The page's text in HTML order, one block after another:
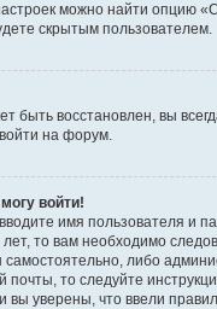
можно найти опцию
скрытым пользователем.
быть восстановлен, вы
на форум.
войти!
имя пользователя и
то вам необходимо
либо
почты, то следуйте
вы уверены, что ввели